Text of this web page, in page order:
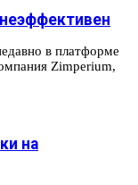
в платформе
Zimperium,
на